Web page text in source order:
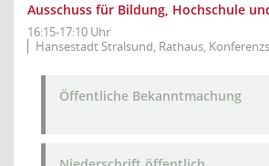
Ausschuss für Bildung, Hochschule
16:15-17:10 Uhr
Hansestadt Stralsund, Rathaus,
Öffentliche Bekanntmachung